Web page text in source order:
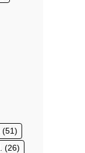
(51)
(26)